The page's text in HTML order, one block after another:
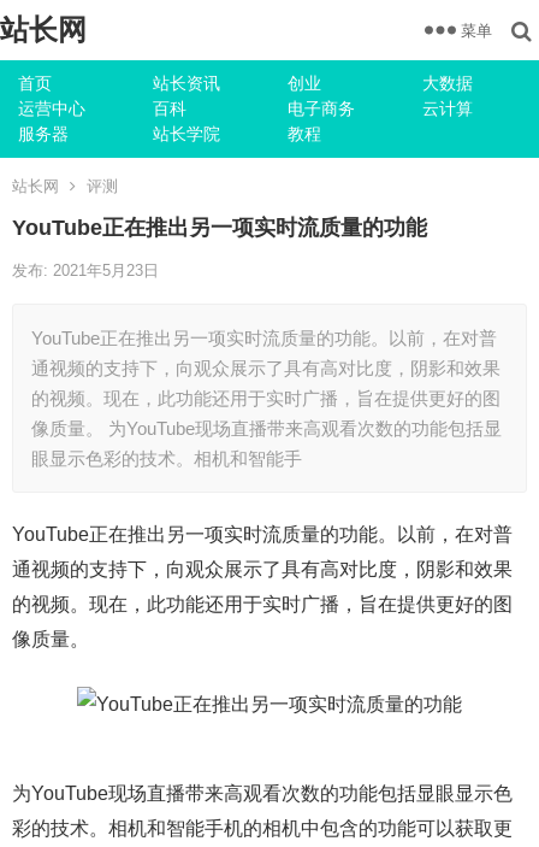
站长网
首页 站长资讯 创业
大数据
运营中心
百科 电子商务
云计算
服务器
站长学院 教程
菜单
站长网 评测
YouTube正在推出另一项实时流质量的功能
发布: 2021年5月23日
YouTube正在推出另一项实时流质量的功能。以前，在对普
通视频的支持下，向观众展示了具有高对比度，阴影和效果
的视频。现在，此功能还用于实时广播，旨在提供更好的图
像质量。 为YouTube现场直播带来高观看次数的功能包括显
眼显示色彩的技术。相机和智能手
YouTube正在推出另一项实时流质量的功能。以前，在对普
通视频的支持下，向观众展示了具有高对比度，阴影和效果
的视频。现在，此功能还用于实时广播，旨在提供更好的图
像质量。
为YouTube现场直播带来高观看次数的功能包括显眼显示色
彩的技术。相机和智能手机的相机中包含的功能可以获取更